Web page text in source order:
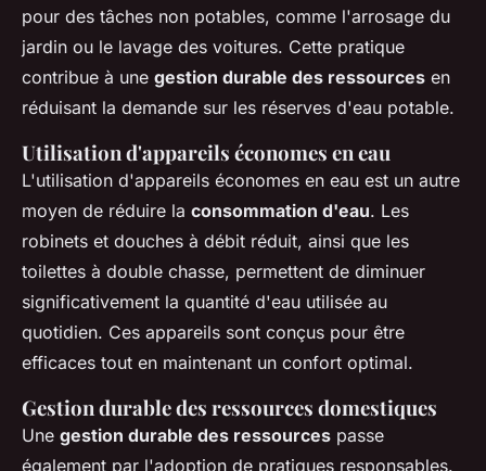
pour des tâches non potables, comme l'arrosage du
jardin ou le lavage des voitures. Cette pratique
contribue à une gestion durable des ressources en
réduisant la demande sur les réserves d'eau potable.
Utilisation d'appareils économes en eau
L'utilisation d'appareils économes en eau est un autre
moyen de réduire la consommation d'eau. Les
robinets et douches à débit réduit, ainsi que les
toilettes à double chasse, permettent de diminuer
significativement la quantité d'eau utilisée au
quotidien. Ces appareils sont conçus pour être
efficaces tout en maintenant un confort optimal.
Gestion durable des ressources domestiques
Une gestion durable des ressources passe
également par l'adoption de pratiques responsables.